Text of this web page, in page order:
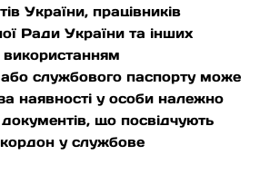
України, працівників
Ради України та інших
використанням
службового паспорту може
наявності у особи належно
документів, що посвідчують
кордон у службове